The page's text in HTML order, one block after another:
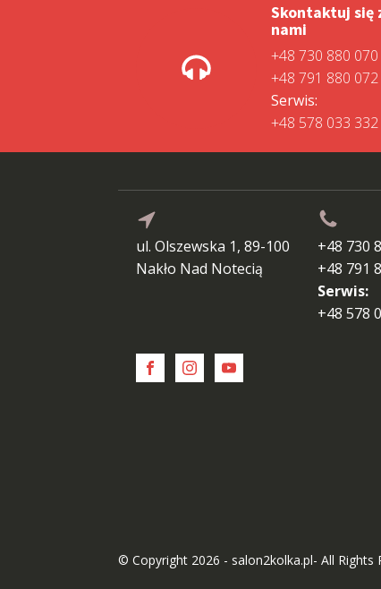
Skontaktuj się
nami
+48 730 880 070
+48 791 880 072
Serwis:
+48 578 033 332
ul. Olszewska 1, 89-100
Nakło Nad Notecią
+48 730
+48 791
Serwis:
+48 578
© Copyright 2026 - salon2kolka.pl- All Rights